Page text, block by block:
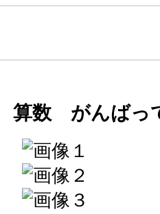
算数 がんばっ